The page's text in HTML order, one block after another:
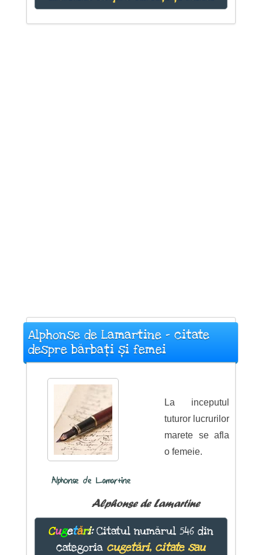
Alphonse de Lamartine - citate
despre bărbați și femei
Alphonse de Lamartine
La inceputul
tuturor lucrurilor
marete se afla
o femeie.
Alphonse de Lamartine
Cugetări:Citatul numărul 546 din
categoria cugetări, citate sau